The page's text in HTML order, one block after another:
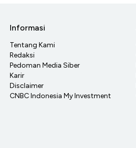
Informasi
Tentang Kami
Redaksi
Pedoman Media Siber
Karir
Disclaimer
CNBC Indonesia My Investment